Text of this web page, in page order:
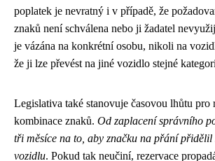
poplatek je nevratný i v případě, že
znaků není schválena nebo ji žadatel
je vázána na konkrétní osobu, nikoli na
že ji lze převést na jiné vozidlo stejné
Legislativa také stanovuje časovou lhůtu pro
kombinace znaků. Od zaplacení správního
tři měsíce na to, aby značku na přání
vozidlu. Pokud tak neučiní, rezervace